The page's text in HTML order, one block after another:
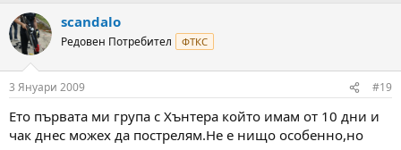
c
t
i
s
scandalo
Редовен Потребител ФТКС
3 Януари 2009 #19
Ето първата ми група с Хънтера който имам от 10 дни и
чак днес можех да пострелям.Не е нищо особенно,но